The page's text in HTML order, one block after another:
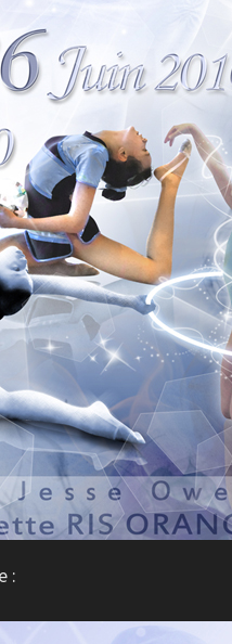
: